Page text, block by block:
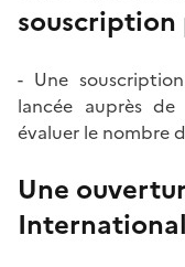
souscription
- Une
lancée auprès
évaluer le nombre
Une